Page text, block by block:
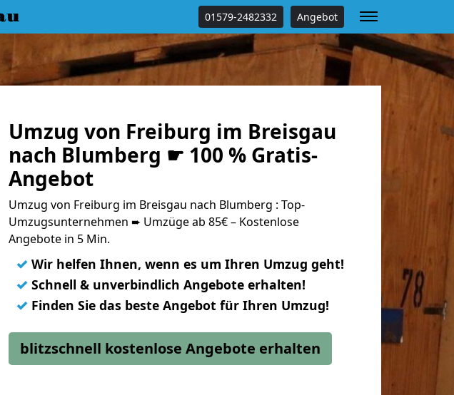
01579-2482332 Angebot
Umzug von Freiburg im Breisgau
nach Blumberg ☛ 100 % Gratis-
Angebot
Umzug von Freiburg im Breisgau nach Blumberg : Top-
Umzugsunternehmen ➨ Umzüge ab 85€ – Kostenlose
Angebote in 5 Min.
✓ Wir helfen Ihnen, wenn es um Ihren Umzug geht!
✓ Schnell & unverbindlich Angebote erhalten!
✓ Finden Sie das beste Angebot für Ihren Umzug!
blitzschnell kostenlose Angebote erhalten